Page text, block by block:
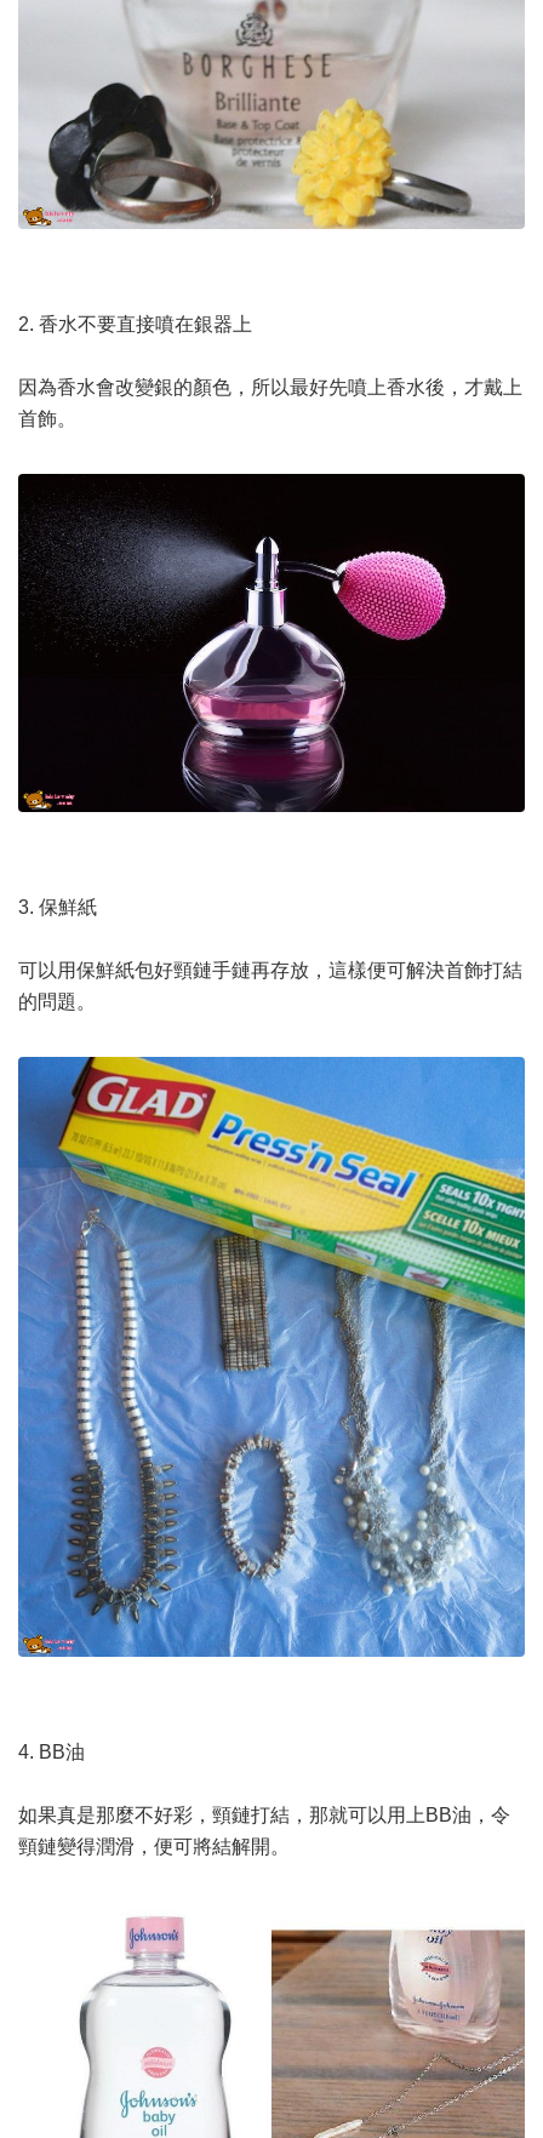
2. 香水不要直接噴在銀器上
因為香水會改變銀的顏色，所以最好先噴上香水後，才戴上
首飾。
3. 保鮮紙
可以用保鮮紙包好頸鏈手鏈再存放，這樣便可解決首飾打結
的問題。
4. BB油
如果真是那麼不好彩，頸鏈打結，那就可以用上BB油，令
頸鏈變得潤滑，便可將結解開。